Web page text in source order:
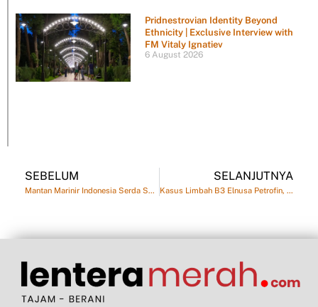
Pridnestrovian Identity Beyond
Ethnicity | Exclusive Interview with
FM Vitaly Ignatiev
6 August 2026
SEBELUM
Mantan Marinir Indonesia Serda Satria Dipecat Usai Ikut Perang Rusia
SELANJUTNYA
Kasus Limbah B3 Elnusa Petrofin, Pelajaran Penting untuk Pemprov DKI Jakarta